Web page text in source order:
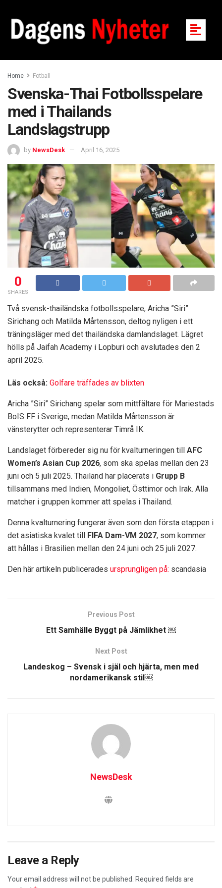
Home Fotball
Svenska-Thai Fotbollsspelare
med i Thailands
Landslagstrupp
by NewsDesk April 16, 2025
0
SHARES
Två svensk-thailändska fotbollsspelare, Aricha ”Siri”
Sirichang och Matilda Mårtensson, deltog nyligen i ett
träningsläger med det thailändska damlandslaget. Lägret
hölls på Jaifah Academy i Lopburi och avslutades den 2
april 2025.
Läs också: Golfare träffades av blixten
Aricha ”Siri” Sirichang spelar som mittfältare för Mariestads
BoIS FF i Sverige, medan Matilda Mårtensson är
vänsterytter och representerar Timrå IK.
Landslaget förbereder sig nu för kvalturneringen till AFC
Women’s Asian Cup 2026, som ska spelas mellan den 23
juni och 5 juli 2025. Thailand har placerats i Grupp B
tillsammans med Indien, Mongoliet, Östtimor och Irak. Alla
matcher i gruppen kommer att spelas i Thailand.
Denna kvalturnering fungerar även som den första etappen i
det asiatiska kvalet till
FIFA Dam-VM 2027, som kommer
att hållas i Brasilien mellan den 24 juni och 25 juli 2027.
Den här artikeln publicerades ursprungligen på: scandasia
Previous Post
Ett Samhälle Byggt på Jämlikhet ￼
Next Post
Landeskog – Svensk i själ och hjärta, men med
nordamerikansk stil￼
NewsDesk
Leave a Reply
Your email address will not be published. Required fields are